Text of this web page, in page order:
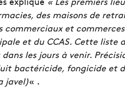
des maisons de
commerciaux et
et du CCAS. Cette liste
les jours à venir.
bactéricide, fongicide et
javel)« .